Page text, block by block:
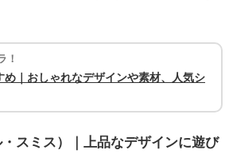
！
め｜おしゃれなデザインや素材、人気シ
スミス）｜上品なデザインに遊び